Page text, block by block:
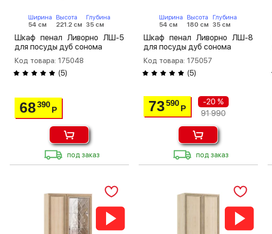
Ширина
54 см
Высота
221.2 см
Глубина
35 см
Шкаф пенал Ливорно ЛШ-5
для посуды дуб сонома
Код товара: 175048
(5)
68390
Р
под заказ
Ширина
54 см
Высота
180 см
Глубина
35 см
Шкаф пенал Ливорно ЛШ-8
для посуды дуб сонома
Код товара: 175057
(5)
73590
Р
-20 %
91 990
под заказ